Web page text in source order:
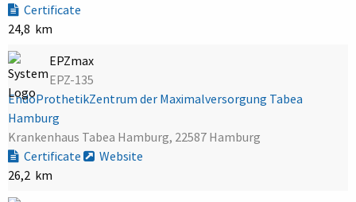
Certificate
24,8 km
EPZmax
EPZ-135
EndoProthetikZentrum der Maximalversorgung Tabea
Hamburg
Krankenhaus Tabea Hamburg, 22587 Hamburg
Certificate
Website
26,2 km